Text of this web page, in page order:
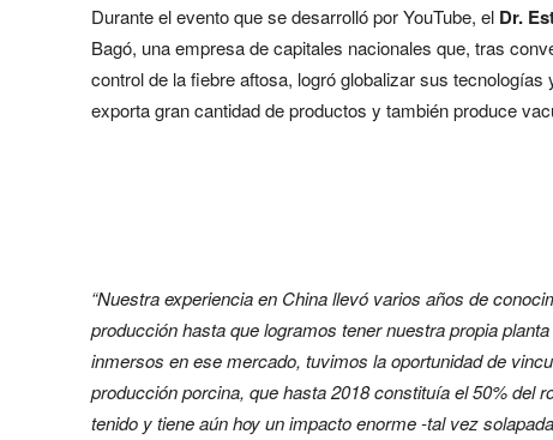
Durante el evento que se desarrolló por YouTube, el Dr.
Bagó, una empresa de capitales nacionales que, tras
control de la fiebre aftosa, logró globalizar sus tecnologías
exporta gran cantidad de productos y también produce
“Nuestra experiencia en China llevó varios años de
producción hasta que logramos tener nuestra propia
inmersos en ese mercado, tuvimos la oportunidad de
producción porcina, que hasta 2018 constituía el 50% del
tenido y tiene aún hoy un impacto enorme -tal vez